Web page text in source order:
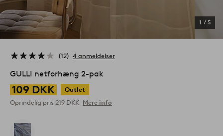
1 / 5
12 4 anmeldelser
GULLI netforhæng 2-pak
109 DKK
Outlet
Oprindelig pris 219 DKK Mere info